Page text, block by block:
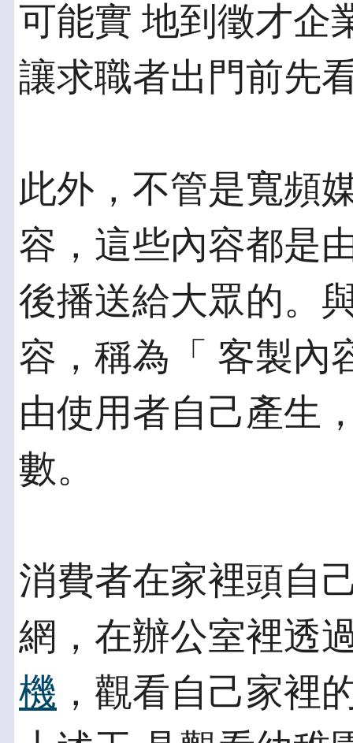
可能實 地到徵才企
讓求職者出門前先
此外，不管是寬頻
容，這些內容都是
後播送給大眾的。
容，稱為「 客製內
由使用者自己產生
數。
消費者在家裡頭自
網，在辦公室裡透
機 ，觀看自己家裡